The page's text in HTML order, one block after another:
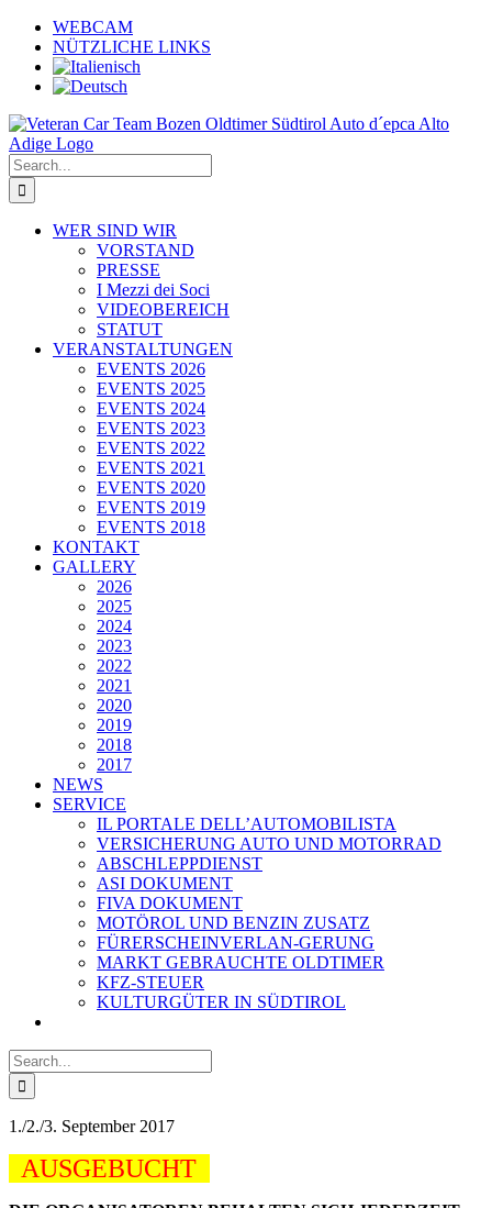
Skip
content
WEBCAM
NÜTZLICHE LINKS
Search
for:
WER SIND WIR
VORSTAND
PRESSE
I Mezzi dei Soci
VIDEOBEREICH
STATUT
VERANSTALTUNGEN
EVENTS 2026
EVENTS 2025
EVENTS 2024
EVENTS 2023
EVENTS 2022
EVENTS 2021
EVENTS 2020
EVENTS 2019
EVENTS 2018
KONTAKT
GALLERY
2026
2025
2024
2023
2022
2021
2020
2019
2018
2017
NEWS
SERVICE
IL PORTALE DELL’AUTOMOBILISTA
VERSICHERUNG AUTO UND MOTORRAD
ABSCHLEPPDIENST
ASI DOKUMENT
FIVA DOKUMENT
MOTÖROL UND BENZIN ZUSATZ
FÜRERSCHEINVERLAN-GERUNG
MARKT GEBRAUCHTE OLDTIMER
KFZ-STEUER
KULTURGÜTER IN SÜDTIROL
Search
for:
1./2./3. September 2017
AUSGEBUCHT